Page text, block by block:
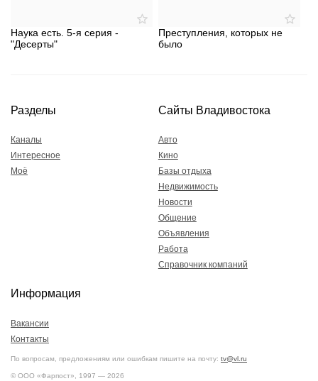
Наука есть. 5-я серия -
"Десерты"
Преступления, которых не
было
Разделы
Каналы
Интересное
Моё
Сайты Владивостока
Авто
Кино
Базы отдыха
Недвижимость
Новости
Общение
Объявления
Работа
Справочник компаний
Информация
Вакансии
Контакты
По вопросам, предложениям или ошибкам пишите на почту: tv@vl.ru
© ООО «Фарпост», 1997 — 2026